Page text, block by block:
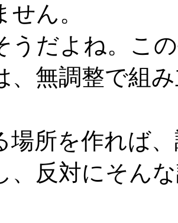
せん。
うだよね。こ
、無調整で組
場所を作れば
、反対にそん